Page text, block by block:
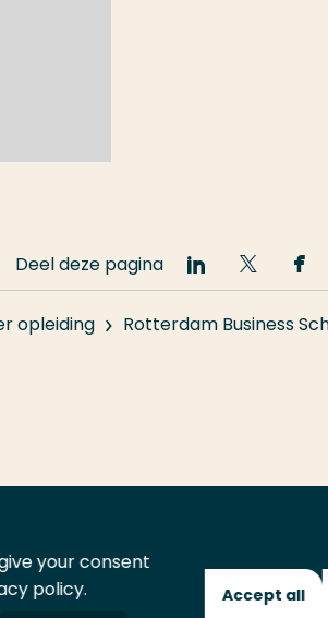
opleiding
Rotterdam Business
Deel deze pagina
Deel
op
LinkedIn
Deel
op
your consent
policy.
Accept all